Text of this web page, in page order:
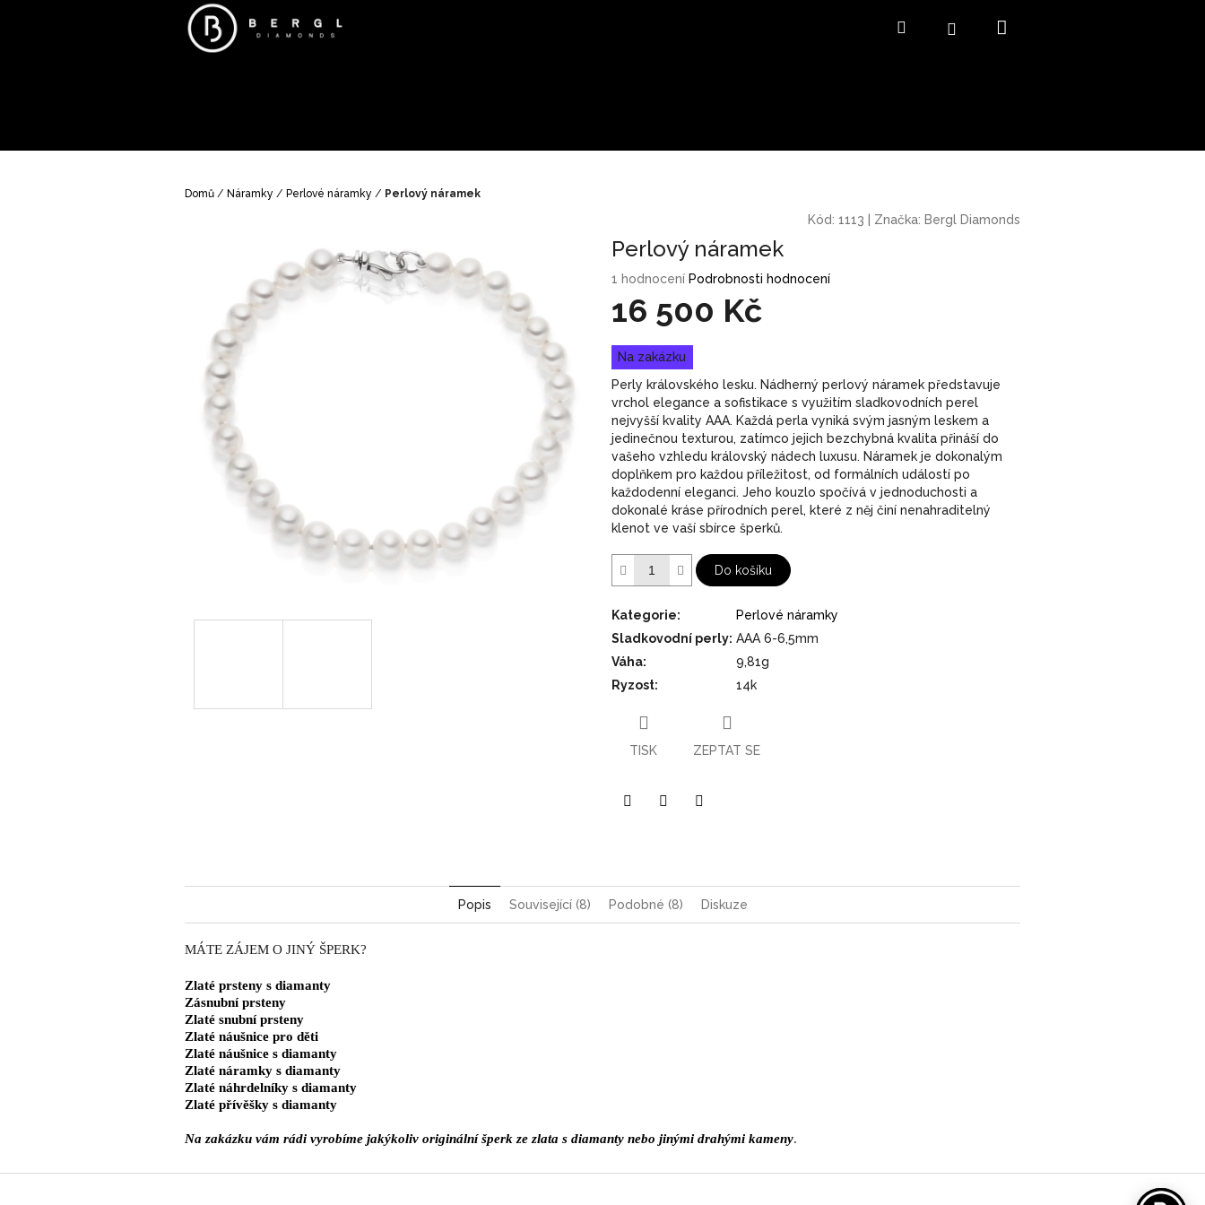
HledatPřihlášení
Domů / Náramky / Perlové náramky / Perlový náramek
Kód: 1113 Značka: Bergl Diamonds
Perlový náramek
Průměrné
hodnocení
produktu
5,0
z
5
hvězdiček.
1 hodnocení Podrobnosti hodnocení
16 500 Kč
Měrná
cena:
Na zakázku
Perly královského lesku. Nádherný perlový náramek představuje
vrchol elegance a sofistikace s využitím sladkovodních perel
nejvyšší kvality AAA. Každá perla vyniká svým jasným leskem a
jedinečnou texturou, zatímco jejich bezchybná kvalita přináší do
vašeho vzhledu královský nádech luxusu. Náramek je dokonalým
doplňkem pro každou příležitost, od formálních událostí po
každodenní eleganci. Jeho kouzlo spočívá v jednoduchosti a
dokonalé kráse přírodních perel, které z něj činí nenahraditelný
klenot ve vaší sbírce šperků.
Do košíku
Kategorie:
Perlové náramky
Sladkovodní perly: AAA 6-6,5mm
Váha:
9,81g
Ryzost: 14k
TISK ZEPTAT SE
Popis Související (8) Podobné (8) Diskuze
MÁTE ZÁJEM O JINÝ ŠPERK?
Zlaté prsteny s diamanty
Zásnubní prsteny
Zlaté snubní prsteny
Zlaté náušnice pro děti
Zlaté náušnice s diamanty
Zlaté náramky s diamanty
Zlaté náhrdelníky s diamanty
Zlaté přívěšky s diamanty
Na zakázku vám rádi vyrobíme jakýkoliv originální šperk ze zlata s diamanty nebo jinými drahými kameny.